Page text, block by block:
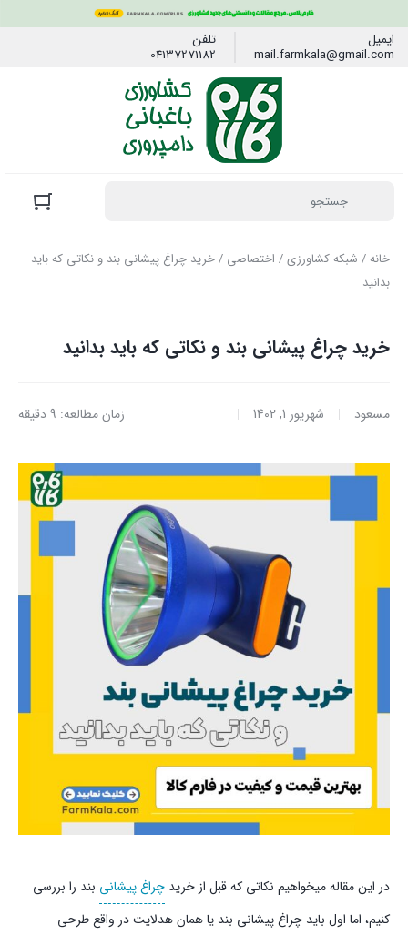
ایمیل
mail.farmkala@gmail.com
تلفن
04137271182
خانه/ شبکه کشاورزی/ اختصاصی
/ خرید چراغ پیشانی بند و نکاتی که باید
بدانید
خرید چراغ پیشانی بند و نکاتی که باید بدانید
مسعود شهریور 1, 1402 زمان مطالعه: 9 دقیقه
در این مقاله میخواهیم نکاتی که قبل از خرید چراغ پیشانی بند را بررسی
کنیم،‌ اما اول باید چراغ پیشانی بند یا همان هدلایت در واقع طرحی